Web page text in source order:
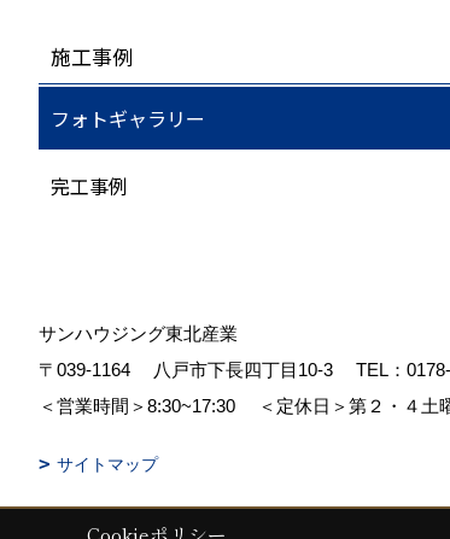
施工事例
フォトギャラリー
完工事例
サンハウジング東北産業
〒039-1164
八戸市下長四丁目10-3 TEL：
＜営業時間＞8:30~17:30
＜定休日＞第２・４
サイトマップ
Copyright (c) 株式会社東北産業. All Rights Reserved.